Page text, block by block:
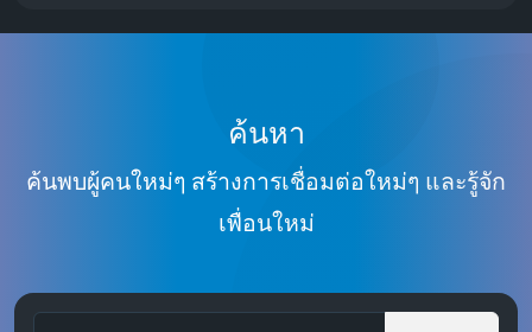
ค้นหา
ค้นพบผู้คนใหม่ๆ สร้างการเชื่อมต่อใหม่ๆ และรู้จัก
เพื่อนใหม่